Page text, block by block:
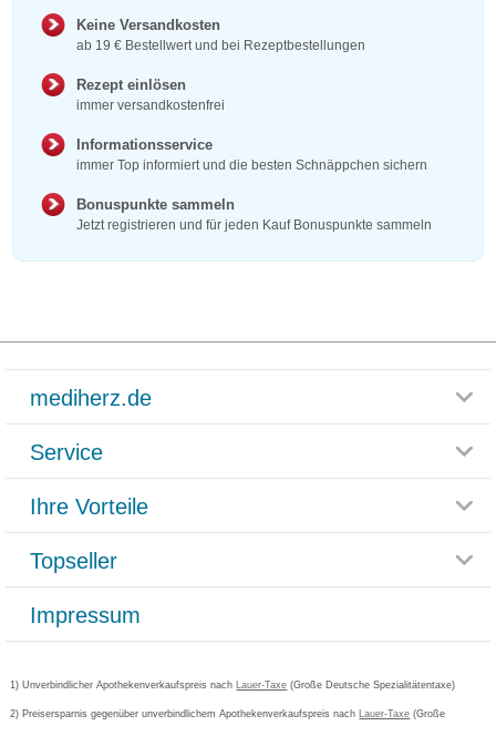
Keine Versandkosten
ab 19 € Bestellwert und bei Rezeptbestellungen
Rezept einlösen
immer versandkostenfrei
Informationsservice
immer Top informiert und die besten Schnäppchen sichern
Bonuspunkte sammeln
Jetzt registrieren und für jeden Kauf Bonuspunkte sammeln
mediherz.de
Glossar
Häufig gestellte Fragen
Datenschutz
AGB
Cookie-Einstellungen
Vertrag widerrufen
Service
Rücksendemöglichkeit
Paketlieferstatus
Versandkosten
Bestellschein ausfüllen
Newsletteranmeldung
Ihre Vorteile
Rezeptlieferung
Bonusprogramm
Gutschein und Rabatte
Kundenbewertung
Topseller
Grippostad
Bepanthen
Impressum
1) Unverbindlicher Apothekenverkaufspreis nach Lauer-Taxe (Große Deutsche Spezialitätentaxe)
2) Preisersparnis gegenüber unverbindlichem Apothekenverkaufspreis nach Lauer-Taxe (Große